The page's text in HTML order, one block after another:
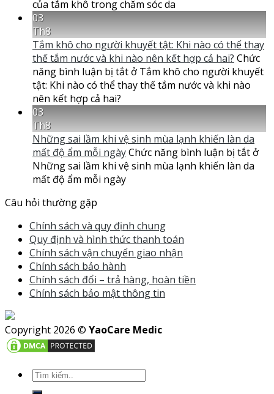
của tắm khô trong chăm sóc da
03
Th8
Tắm khô cho người khuyết tật: Khi nào có thể thay
thế tắm nước và khi nào nên kết hợp cả hai? Chức
năng bình luận bị tắt ở Tắm khô cho người khuyết
tật: Khi nào có thể thay thế tắm nước và khi nào
nên kết hợp cả hai?
03
Th8
Những sai lầm khi vệ sinh mùa lạnh khiến làn da
mất độ ẩm mỗi ngàyChức năng bình luận bị tắt ở
Những sai lầm khi vệ sinh mùa lạnh khiến làn da
mất độ ẩm mỗi ngày
Câu hỏi thường gặp
Chính sách và quy định chung
Quy định và hình thức thanh toán
Chính sách vận chuyển giao nhận
Chính sách bảo hành
Chính sách đổi – trả hàng, hoàn tiền
Chính sách bảo mật thông tin
Copyright 2026 © YaoCare Medic